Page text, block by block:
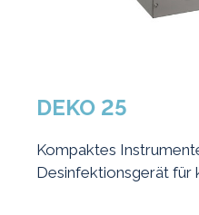
DEKO 25
Kompaktes
Desinfektionsgerät für